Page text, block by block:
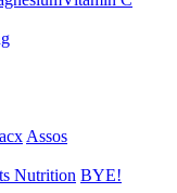
Assos
Nutrition BYE!